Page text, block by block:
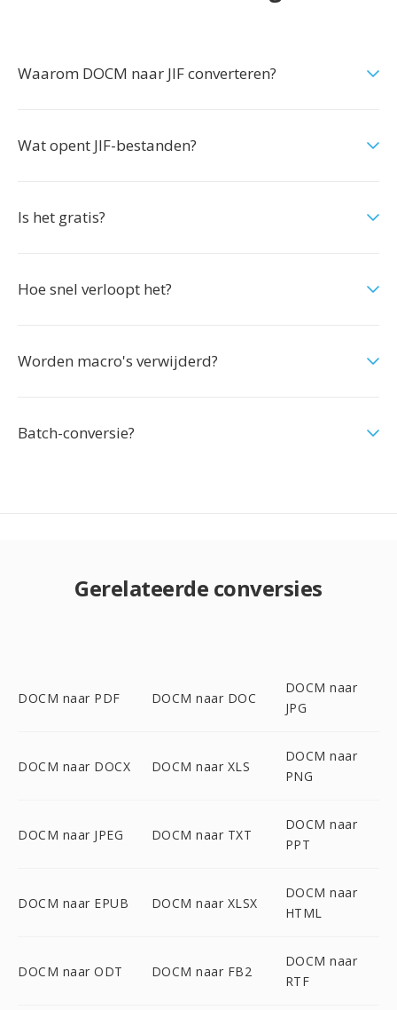
Waarom DOCM naar JIF converteren?
Wat opent JIF-bestanden?
Is het gratis?
Hoe snel verloopt het?
Worden macro's verwijderd?
Batch-conversie?
Gerelateerde conversies
DOCM naar PDF DOCM naar DOC
DOCM naar
JPG
DOCM naar DOCX DOCM naar XLS
DOCM naar
PNG
DOCM naar JPEG DOCM naar TXT
DOCM naar
PPT
DOCM naar EPUB DOCM naar XLSX
DOCM naar
HTML
DOCM naar ODT DOCM naar FB2
DOCM naar
RTF